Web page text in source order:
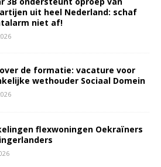
uit heel Nederland: schaf
niet af!
de formatie: vacature voor
wethouder Sociaal Domein
flexwoningen Oekraïners